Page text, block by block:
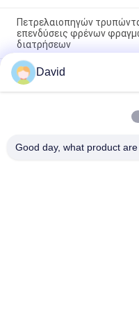
Πετρελαιοπηγών
επενδύσεις φρένων
διατρήσεων
Ελεύθερη από αμίαντο
μπλοκ φρένων υφασμένο
πετρελαϊκών πηγών
Μηχανή γεώτρησης
David
Good day, what product